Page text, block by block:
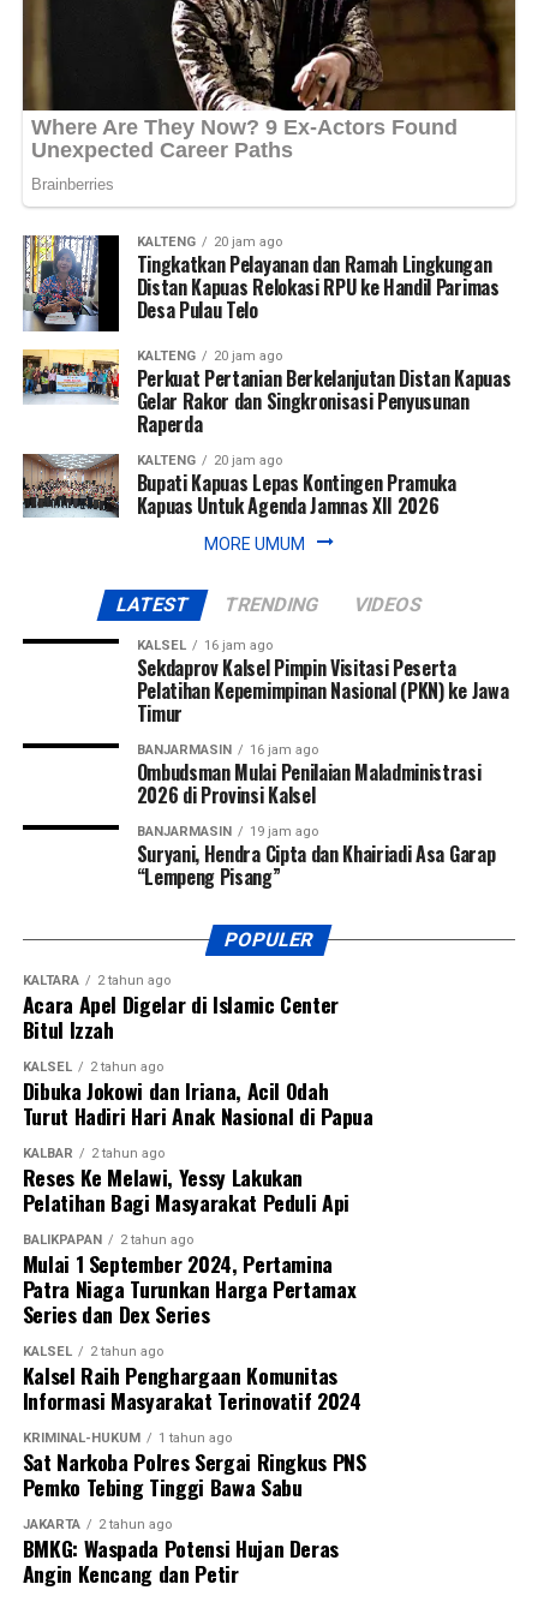
Tengah,” ujarnya. (Ujg/SB)
Bagikan ke
WhatsApp
KALTENG 20 jam ago
Tingkatkan Pelayanan dan Ramah Lingkungan
Distan Kapuas Relokasi RPU ke Handil Parimas
Desa Pulau Telo
KALTENG 20 jam ago
Perkuat Pertanian Berkelanjutan Distan Kapuas
Gelar Rakor dan Singkronisasi Penyusunan
Raperda
KALTENG 20 jam ago
Bupati Kapuas Lepas Kontingen Pramuka
Kapuas Untuk Agenda Jamnas XII 2026
MORE UMUM
LATEST TRENDING VIDEOS
KALSEL 16 jam ago
Sekdaprov Kalsel Pimpin Visitasi Peserta
Pelatihan Kepemimpinan Nasional (PKN) ke Jawa
Timur
BANJARMASIN 16 jam ago
Ombudsman Mulai Penilaian Maladministrasi
2026 di Provinsi Kalsel
BANJARMASIN 19 jam ago
Suryani, Hendra Cipta dan Khairiadi Asa Garap
“Lempeng Pisang”
POPULER
KALTARA 2 tahun ago
Acara Apel Digelar di Islamic Center
Bitul Izzah
KALSEL 2 tahun ago
Dibuka Jokowi dan Iriana, Acil Odah
Turut Hadiri Hari Anak Nasional di Papua
KALBAR 2 tahun ago
Reses Ke Melawi, Yessy Lakukan
Pelatihan Bagi Masyarakat Peduli Api
BALIKPAPAN 2 tahun ago
Mulai 1 September 2024, Pertamina
Patra Niaga Turunkan Harga Pertamax
Series dan Dex Series
KALSEL 2 tahun ago
Kalsel Raih Penghargaan Komunitas
Informasi Masyarakat Terinovatif 2024
KRIMINAL-HUKUM 1 tahun ago
Sat Narkoba Polres Sergai Ringkus PNS
Pemko Tebing Tinggi Bawa Sabu
JAKARTA 2 tahun ago
BMKG: Waspada Potensi Hujan Deras
Angin Kencang dan Petir